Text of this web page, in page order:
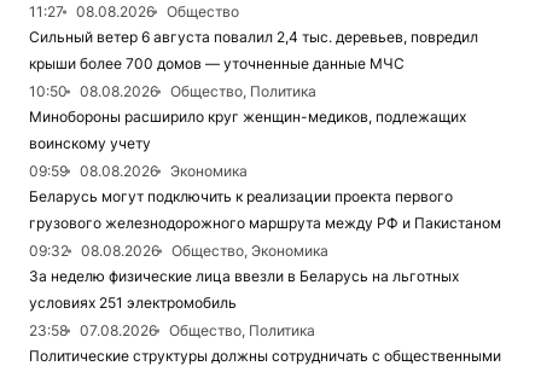
11:27
08.08.2026
Общество
Сильный ветер 6 августа повалил 2,4 тыс. деревьев, повредил
крыши более 700 домов — уточненные данные МЧС
10:50
08.08.2026
Общество, Политика
Минобороны расширило круг женщин-медиков, подлежащих
воинскому учету
09:59
08.08.2026
Экономика
Беларусь могут подключить к реализации проекта первого
грузового железнодорожного маршрута между РФ и Пакистаном
09:32
08.08.2026
Общество, Экономика
За неделю физические лица ввезли в Беларусь на льготных
условиях 251 электромобиль
23:58
07.08.2026
Общество, Политика
Политические структуры должны сотрудничать с общественными